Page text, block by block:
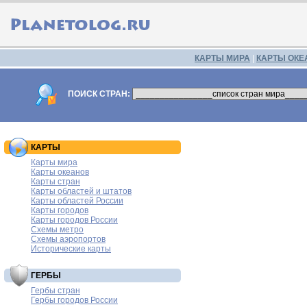
КАРТЫ МИРА КАРТЫ
ПОИСК СТРАН:
КАРТЫ
Карты мира
Карты океанов
Карты стран
Карты областей и штатов
Карты областей России
Карты городов
Карты городов России
Схемы метро
Схемы аэропортов
Исторические карты
ГЕРБЫ
Гербы стран
Гербы городов России